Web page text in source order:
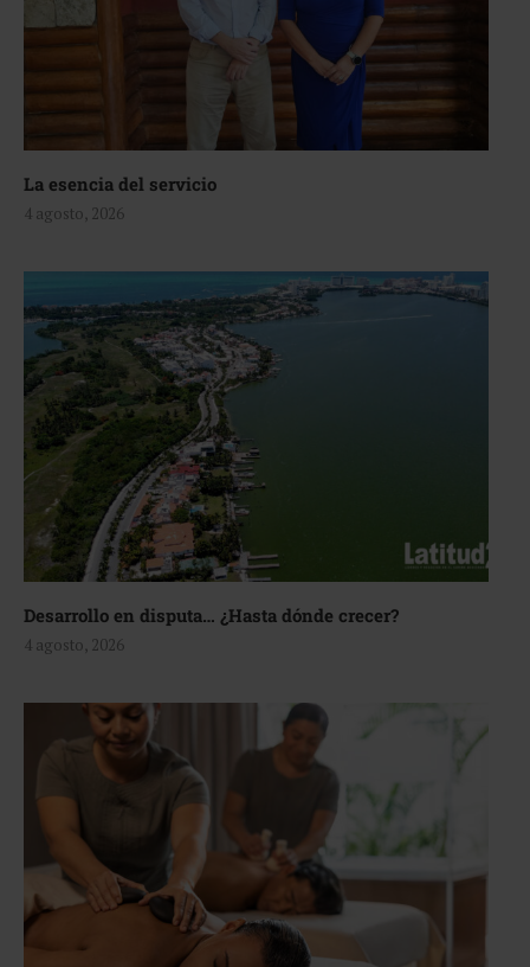
La esencia del servicio
4 agosto, 2026
Desarrollo en disputa… ¿Hasta dónde crecer?
4 agosto, 2026